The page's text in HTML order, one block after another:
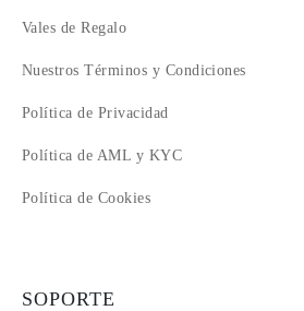
Vales de Regalo
Nuestros Términos y Condiciones
Política de Privacidad
Política de AML y KYC
Política de Cookies
SOPORTE